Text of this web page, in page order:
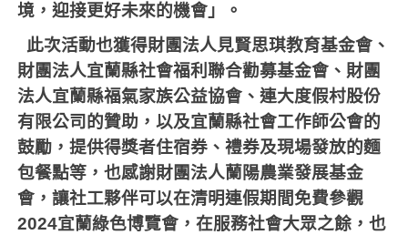
境，迎接更好未來的機會」。
此次活動也獲得財團法人見賢思琪教育基金會、
財團法人宜蘭縣社會福利聯合勸募基金會、財團
法人宜蘭縣福氣家族公益協會、連大度假村股份
有限公司的贊助，以及宜蘭縣社會工作師公會的
鼓勵，提供得獎者住宿券、禮券及現場發放的麵
包餐點等，也感謝財團法人蘭陽農業發展基金
會，讓社工夥伴可以在清明連假期間免費參觀
2024宜蘭綠色博覽會，在服務社會大眾之餘，也